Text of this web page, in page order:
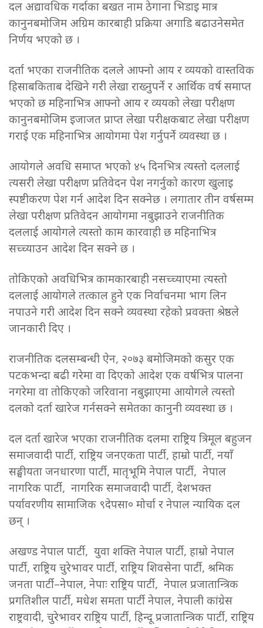
दल अद्यावधिक गर्दाका बखत नाम ठेगाना भिडाइ मात्र
कानुनबमोजिम अग्रिम कारबाही प्रक्रिया अगाडि बढाउनेसमेत
निर्णय भएको छ ।
दर्ता भएका राजनीतिक दलले आफ्नो आय र व्ययको वास्तविक
हिसाबकिताब देखिने गरी लेखा राख्नुपर्ने र आर्थिक वर्ष समाप्त
भएको छ महिनाभित्र आफ्नो आय र व्ययको लेखा परीक्षण
कानुनबमोजिम इजाजत प्राप्त लेखा परीक्षकबाट लेखा परीक्षण
गराई एक महिनाभित्र आयोगमा पेश गर्नुपर्ने व्यवस्था छ ।
आयोगले अवधि समाप्त भएको ४५ दिनभित्र त्यस्तो दललाई
त्यसरी लेखा परीक्षण प्रतिवेदन पेश नगर्नुको कारण खुलाइ
स्पष्टीकरण पेश गर्न आदेश दिन सक्नेछ । लगातार तीन वर्षसम्म
लेखा परीक्षण प्रतिवेदन आयोगमा नबुझाउने राजनीतिक
दललाई आयोगले त्यस्तो काम कारवाही छ महिनाभित्र
सच्च्याउन आदेश दिन सक्ने छ ।
तोकिएको अवधिभित्र कामकारबाही नसच्च्याएमा त्यस्तो
दललाई आयोगले तत्काल हुने एक निर्वाचनमा भाग लिन
नपाउने गरी आदेश दिन सक्ने व्यवस्था रहेको प्रवक्ता श्रेष्ठले
जानकारी दिए ।
राजनीतिक दलसम्बन्धी ऐन, २०७३ बमोजिमको कसुर एक
पटकभन्दा बढी गरेमा वा दिएको आदेश एक वर्षभित्र पालना
नगरेमा वा तोकिएको जरिवाना नबुझाएमा आयोगले त्यस्तो
दलको दर्ता खारेज गर्नसक्ने समेतका कानुनी व्यवस्था छ ।
दल दर्ता खारेज भएका राजनीतिक दलमा राष्ट्रिय त्रिमूल बहुजन
समाजवादी पार्टी, राष्ट्रिय जनएकता पार्टी, हाम्रो पार्टी, नयाँ
सङ्घीयता जनधारणा पार्टी, मातृभूमि नेपाल पार्टी, नेपाल
नागरिक पार्टी, नागरिक समाजवादी पार्टी, देशभक्त
पर्यावरणीय सामाजिक ९देपसा० मोर्चा र नेपाल न्यायिक दल
छन् ।
अखण्ड नेपाल पार्टी, युवा शक्ति नेपाल पार्टी, हाम्रो नेपाल
पार्टी, राष्ट्रिय चुरेभावर पार्टी, राष्ट्रिय शिवसेना पार्टी, श्रमिक
जनता पार्टी–नेपाल, नेपाः राष्ट्रिय पार्टी, नेपाल प्रजातान्त्रिक
प्रगतिशील पार्टी, मधेश समता पार्टी नेपाल, नेपाली कांग्रेस
राष्ट्रवादी, चुरेभावर राष्ट्रिय पार्टी, हिन्दू प्रजातान्त्रिक पार्टी, राष्ट्रिय